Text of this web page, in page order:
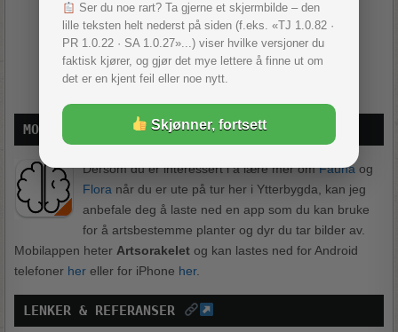
Bilde 2 – Språkvansker mellom Skandinavere.
Foto: Trym Bergtatt, 2021.
MOBILAPPER
Dersom du er interessert i å lære mer omFauna og
Flora når du er ute på tur her i Ytterbygda, kan jeg
anbefale deg å laste ned en app som du kan bruke
for å artsbestemme planter og dyr du tar bilder av.
Mobilappen heter Artsorakelet og kan lastes ned for Android
telefoner her eller for iPhone her.
LENKER & REFERANSER
Ser du noe rart? Ta gjerne et skjermbilde – den
lille teksten helt nederst på siden (f.eks. «TJ 1.0.82 ·
PR 1.0.22 · SA 1.0.27»...) viser hvilke versjoner du
faktisk kjører, og gjør det mye lettere å finne ut om
det er en kjent feil eller noe nytt.
Skjønner, fortsett